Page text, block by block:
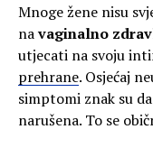
Mnoge žene nisu
navaginalno
utjecati na svoju
prehrane. Osjećaj
simptomi znak su
narušena. To se